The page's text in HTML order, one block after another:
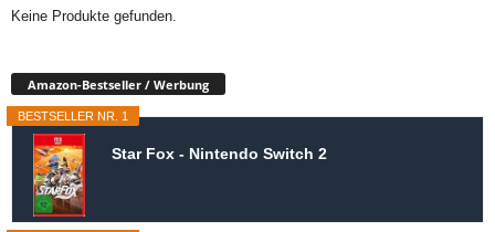
Keine Produkte gefunden.
Amazon-Bestseller / Werbung
BESTSELLER NR. 1
Star Fox - Nintendo Switch 2